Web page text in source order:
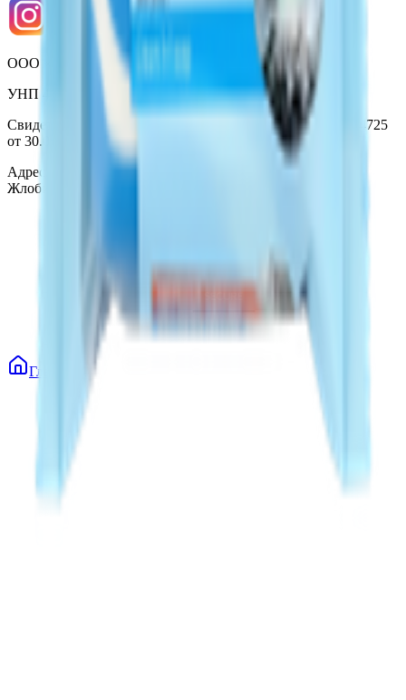
ООО «Торговая сеть «Продмир»
УНП 490314725
Свидетельство о государственной регистрации № 490314725
от 30.05.2003г выдано Гомельским облисполкомом
Адрес: 247210, Республика Беларусь, Гомельская обл., г.
Жлобин, ул. Козлова 2-А
Главная